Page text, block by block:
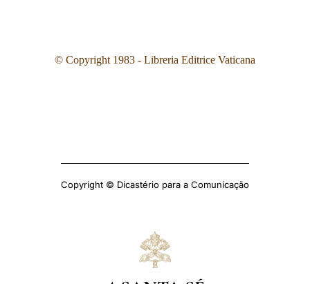
© Copyright 1983 - Libreria Editrice Vaticana
Copyright © Dicastério para a Comunicação